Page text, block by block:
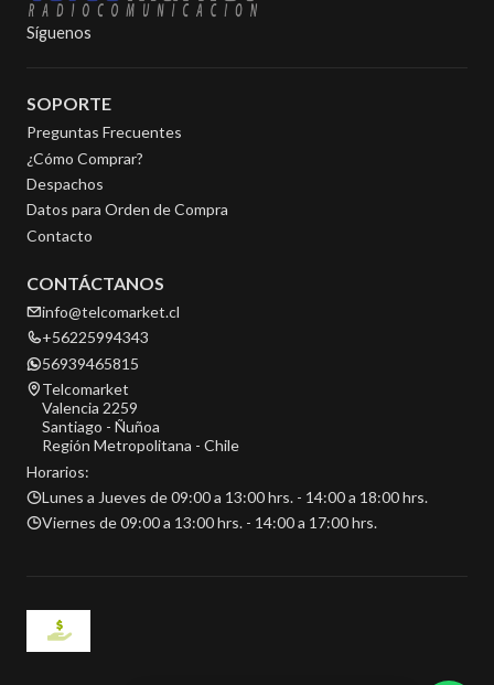
Síguenos
SOPORTE
Preguntas Frecuentes
¿Cómo Comprar?
Despachos
Datos para Orden de Compra
Contacto
CONTÁCTANOS
info@telcomarket.cl
+56225994343
56939465815
Telcomarket
Valencia 2259
Santiago - Ñuñoa
Región Metropolitana - Chile
Horarios:
Lunes a Jueves de 09:00 a 13:00 hrs. - 14:00 a 18:00 hrs.
Viernes de 09:00 a 13:00 hrs. - 14:00 a 17:00 hrs.